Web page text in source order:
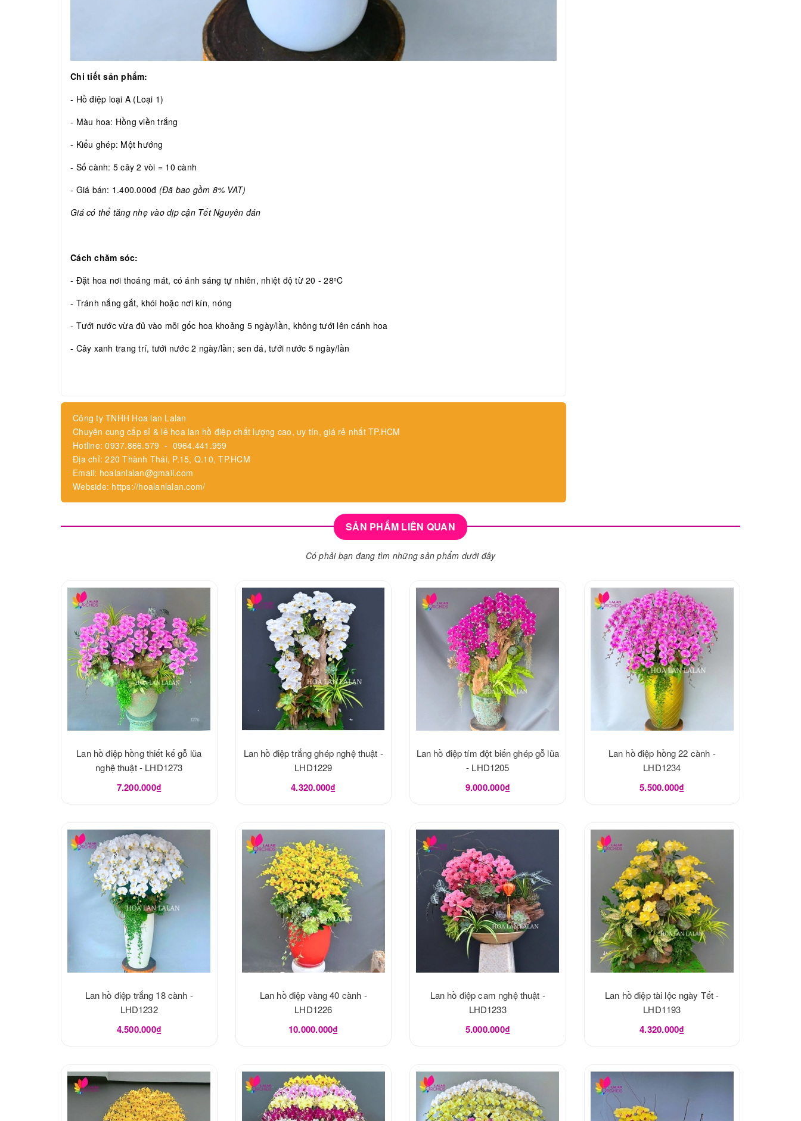
Chi tiết sản phẩm:
- Hồ điệp loại A (Loại 1)
- Màu hoa: Hồng viền trắng
- Kiểu ghép: Một hướng
- Số cành: 5 cây 2 vòi = 10 cành
- Giá bán: 1.400.000đ (Đã bao gồm 8% VAT)
Giá có thể tăng nhẹ vào dịp cận Tết Nguyên đán
Cách chăm sóc:
- Đặt hoa nơi thoáng mát, có ánh sáng tự nhiên, nhiệt độ từ 20 - 28oC
- Tránh nắng gắt, khói hoặc nơi kín, nóng
- Tưới nước vừa đủ vào mỗi gốc hoa khoảng 5 ngày/lần, không tưới lên cánh hoa
- Cây xanh trang trí, tưới nước 2 ngày/lần; sen đá, tưới nước 5 ngày/lần
Công ty TNHH Hoa lan Lalan
Chuyên cung cấp sỉ & lẻ hoa lan hồ điệp chất lượng cao, uy tín, giá rẻ nhất TP.HCM
Hotline: 0937.866.579 - 0964.441.959
Địa chỉ: 220 Thành Thái, P.15, Q.10, TP.HCM
Email: hoalanlalan@gmail.com
Webside: https://hoalanlalan.com/
SẢN PHẨM LIÊN QUAN
Có phải bạn đang tìm những sản phẩm dưới đây
Lan hồ điệp hồng thiết kế gỗ lũa
nghệ thuật - LHD1273
7.200.000₫
Lan hồ điệp trắng ghép nghệ thuật -
LHD1229
4.320.000₫
Lan hồ điệp tím đột biến ghép gỗ lũa
- LHD1205
9.000.000₫
Lan hồ điệp hồng 22 cành -
LHD1234
5.500.000₫
Lan hồ điệp trắng 18 cành -
LHD1232
4.500.000₫
Lan hồ điệp vàng 40 cành -
LHD1226
10.000.000₫
Lan hồ điệp cam nghệ thuật -
LHD1233
5.000.000₫
Lan hồ điệp tài lộc ngày Tết -
LHD1193
4.320.000₫